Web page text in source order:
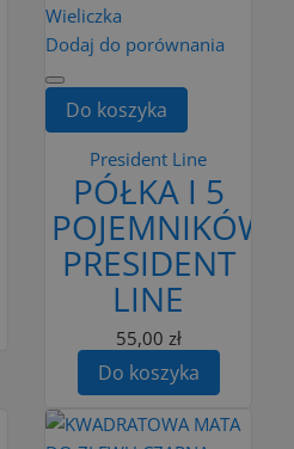
Dodaj do porównania
Do koszyka
President Line
PÓŁKA I 5
POJEMNIKÓW
PRESIDENT
LINE
55,00 zł
Do koszyka